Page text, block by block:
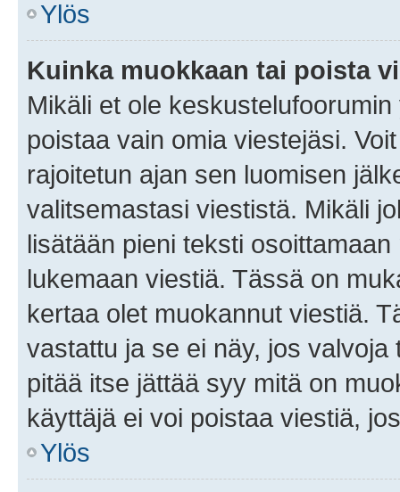
Ylös
Kuinka muokkaan tai poista
Mikäli et ole
poistaa vain omia viestejäsi.
rajoitetun ajan sen luomisen
valitsemastasi viestistä. Mikäli
lisätään pieni teksti
lukemaan viestiä. Tässä on
kertaa olet muokannut viestiä.
vastattu ja se ei näy, jos
pitää itse jättää syy mitä on
käyttäjä ei voi poistaa viestiä,
Ylös